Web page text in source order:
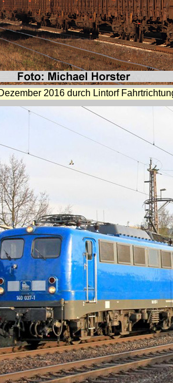
2016 durch Lintorf